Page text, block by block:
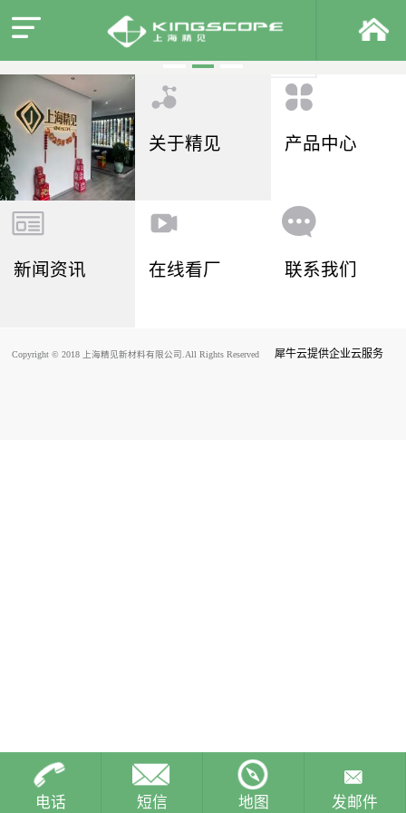
关于精见 产品中心
新闻资讯 在线看厂 联系我们
Copyright © 2018 上海精见新材料有限公司.All Rights Reserved 犀牛云提供企业云服务
电话 短信 地图 发邮件